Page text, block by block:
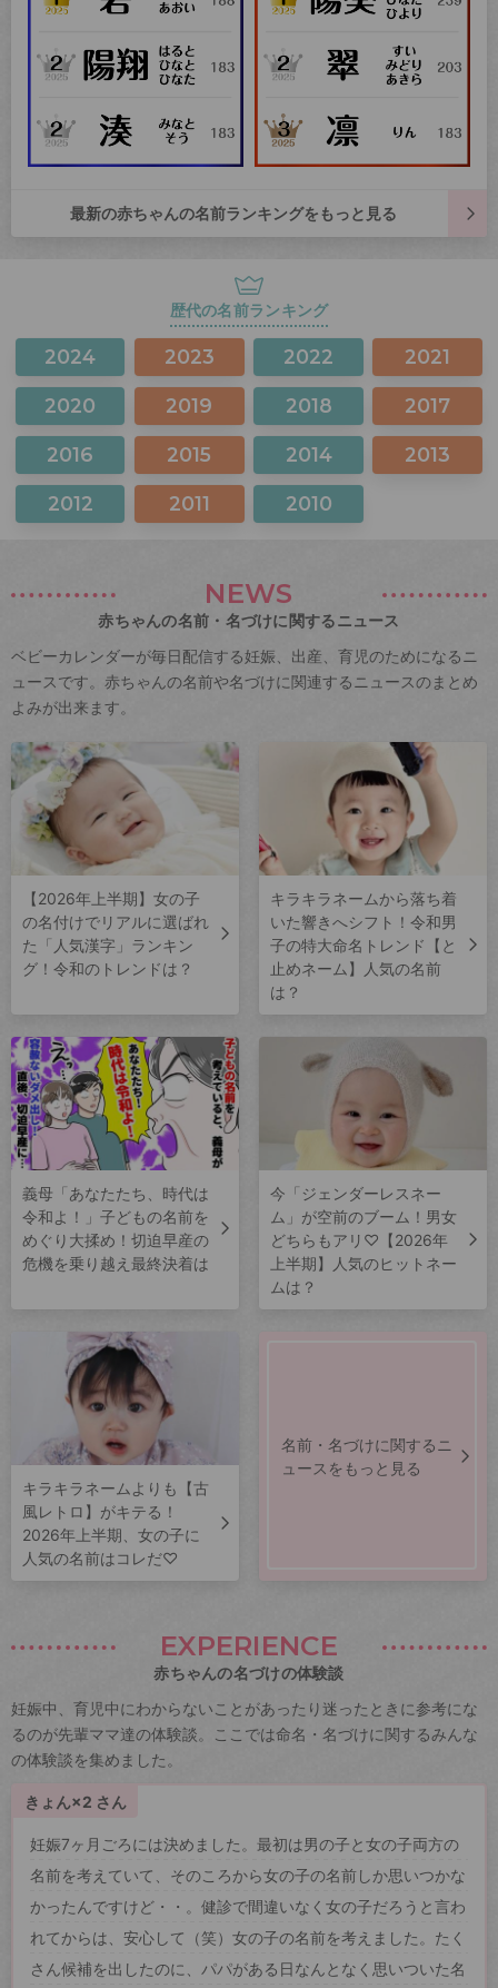
最新の赤ちゃんの名前ランキングをもっと見る
歴代の名前ランキング
2024 2023 2022 2021
2020 2019 2018 2017
2016 2015 2014 2013
2012 2011 2010
NEWS
赤ちゃんの名前・名づけに関するニュース
ベビーカレンダーが毎日配信する妊娠、出産、育児のためになるニ
ュースです。赤ちゃんの名前や名づけに関連するニュースのまとめ
よみが出来ます。
【2026年上半期】女の子
の名付けでリアルに選ばれ
た「人気漢字」ランキン
グ！令和のトレンドは？
キラキラネームから落ち着
いた響きへシフト！令和男
子の特大命名トレンド【と
止めネーム】人気の名前
は？
義母「あなたたち、時代は
令和よ！」子どもの名前を
めぐり大揉め！切迫早産の
危機を乗り越え最終決着は
今「ジェンダーレスネー
ム」が空前のブーム！男女
どちらもアリ♡【2026年
上半期】人気のヒットネー
ムは？
キラキラネームよりも【古
風レトロ】がキテる！
2026年上半期、女の子に
人気の名前はコレだ♡
名前・名づけに関するニ
ュースをもっと見る
EXPERIENCE
赤ちゃんの名づけの体験談
妊娠中、育児中にわからないことがあったり迷ったときに参考にな
るのが先輩ママ達の体験談。ここでは命名・名づけに関するみんな
の体験談を集めました。
きょん×2 さん
妊娠7ヶ月ごろには決めました。最初は男の子と女の子両方の
名前を考えていて、そのころから女の子の名前しか思いつかな
かったんですけど・・。健診で間違いなく女の子だろうと言わ
れてからは、安心して（笑）女の子の名前を考えました。たく
さん候補を出したのに、パパがある日なんとなく思いついた名